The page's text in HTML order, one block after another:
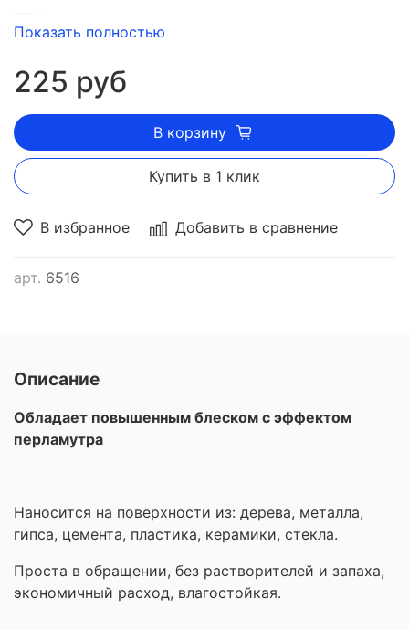
В избранное Добавить в сравнение
арт. 6516
✅ Без запаха
Показать полностью
225 руб
В корзину
Купить в 1 клик
Описание
Обладает повышенным блеском с эффектом
перламутра
Наносится на поверхности из: дерева, металла,
гипса, цемента, пластика, керамики, стекла.
Проста в обращении, без растворителей и запаха,
экономичный расход, влагостойкая.